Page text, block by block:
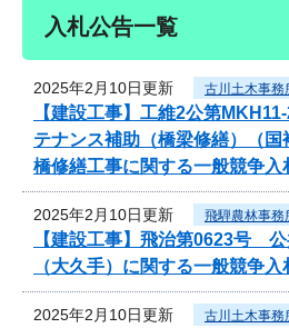
入札公告一覧
2025年2月10日更新 古川土木事務
【建設工事】工維2公第
テナンス補助（橋梁修繕）（
橋修繕工事に関する一般競争入
2025年2月10日更新 飛騨農林事務
【建設工事】飛治第0623号
（大久手）に関する一般競争入
2025年2月10日更新 古川土木事務